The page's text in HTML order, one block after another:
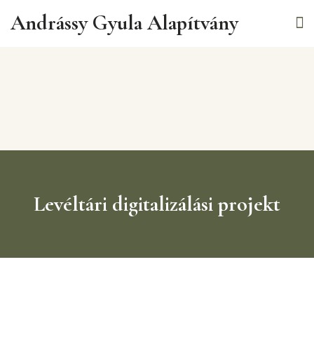
Andrássy Gyula Alapítvány
Levéltári digitalizálási projekt